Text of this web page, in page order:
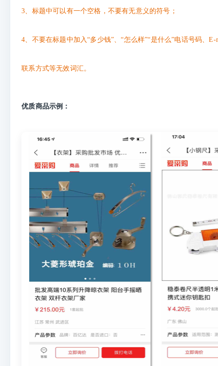
3、标题中可以有一个空格，不要有无意义的符号；
4、不要在标题中加入“多少钱”、“怎么样”“是什么”电话号码、
联系方式等无效词汇。
优质商品示例：